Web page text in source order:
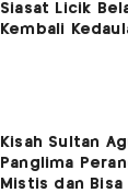
Siasat Licik
Kembali
Kisah Sultan
Panglima
Mistis dan Bisa